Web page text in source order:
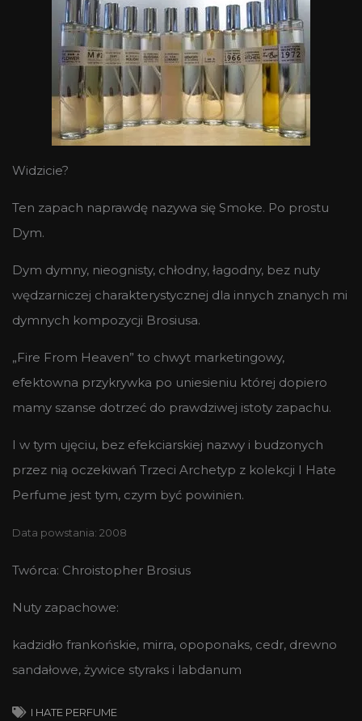
Widzicie?
Ten zapach naprawdę nazywa się Smoke. Po prostu
Dym.
Dym dymny, nieognisty, chłodny, łagodny, bez nuty
wędzarniczej charakterystycznej dla innych znanych mi
dymnych kompozycji Brosiusa.
„Fire From Heaven” to chwyt marketingowy,
efektowna przykrywka po uniesieniu której dopiero
mamy szanse dotrzeć do prawdziwej istoty zapachu.
I w tym ujęciu, bez efekciarskiej nazwy i budzonych
przez nią oczekiwań Trzeci Archetyp z kolekcji I Hate
Perfume jest tym, czym być powinien.
Data powstania: 2008
Twórca: Chroistopher Brosius
Nuty zapachowe:
kadzidło frankońskie, mirra, opoponaks, cedr, drewno
sandałowe, żywice styraks i labdanum
I HATE PERFUME